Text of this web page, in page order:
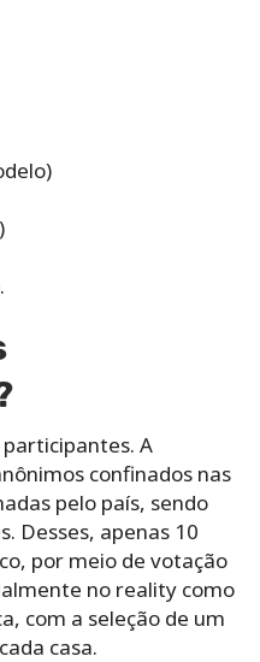
A
confinados nas
pelo país, sendo
Desses, apenas 10
por meio de votação
no reality como
com a seleção de um
casa.